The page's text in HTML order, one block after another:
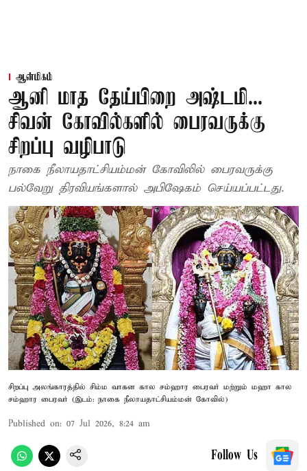
ஆன்மிகம்
ஆனி மாத தேய்பிறை அஷ்டமி...
சிவன் கோவில்களில் பைரவருக்கு
சிறப்பு வழிபாடு
நாகை நீலாயதாட்சியம்மன் கோவிலில் பைரவருக்கு
பல்வேறு திரவியங்களால் அபிஷேகம் செய்யப்பட்டது.
சிறப்பு அலங்காரத்தில் சிம்ம வாகன கால சம்ஹார பைரவர் மற்றும் மஹா கால
சம்ஹார பைரவர் (இடம்: நாகை நீலாயதாட்சியம்மன் கோவில்)
Published on: 07 Jul 2026, 8:24 am
Follow Us